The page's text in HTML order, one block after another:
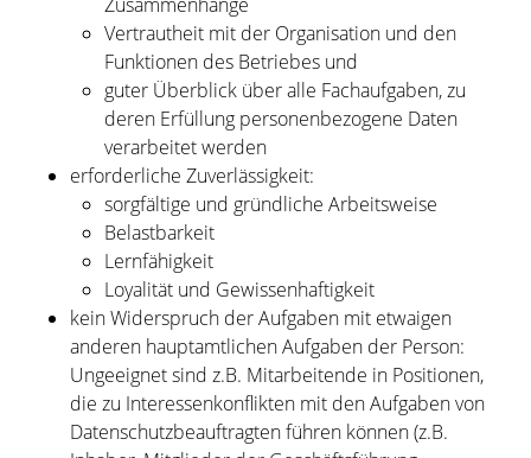
Vertrautheit mit der Organisation und den
Funktionen des Betriebes und
guter Überblick über alle Fachaufgaben, zu
deren Erfüllung personenbezogene Daten
verarbeitet werden
erforderliche Zuverlässigkeit:
sorgfältige und gründliche Arbeitsweise
Belastbarkeit
Lernfähigkeit
Loyalität und Gewissenhaftigkeit
kein Widerspruch der Aufgaben mit etwaigen
anderen hauptamtlichen Aufgaben der Person:
Ungeeignet sind z.B. Mitarbeitende in Positionen,
die zu Interessenkonflikten mit den Aufgaben von
Datenschutzbeauftragten führen können (z.B.